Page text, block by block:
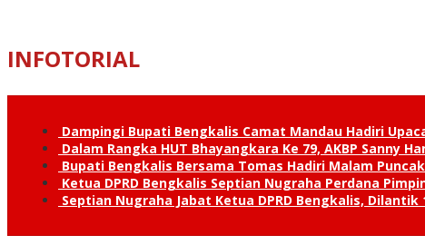
INFOTORIAL
Dampingi Bupati Bengkalis Camat Mandau Hadiri
Dalam Rangka HUT Bhayangkara Ke 79, AKBP Sanny
Bupati Bengkalis Bersama Tomas Hadiri Malam
Ketua DPRD Bengkalis Septian Nugraha Perdana
Septian Nugraha Jabat Ketua DPRD Bengkalis,